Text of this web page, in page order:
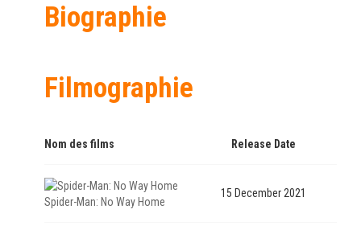
Biographie
Filmographie
Nom des films Release Date
Spider-Man: No Way Home
15 December 2021